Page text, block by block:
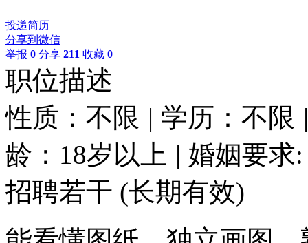
投递简历
分享到微信
举报 0 分享 211 收藏 0
职位描述
性质：不限 | 学历：不限
龄：18岁以上 | 婚姻要求
招聘若干 (长期有效)